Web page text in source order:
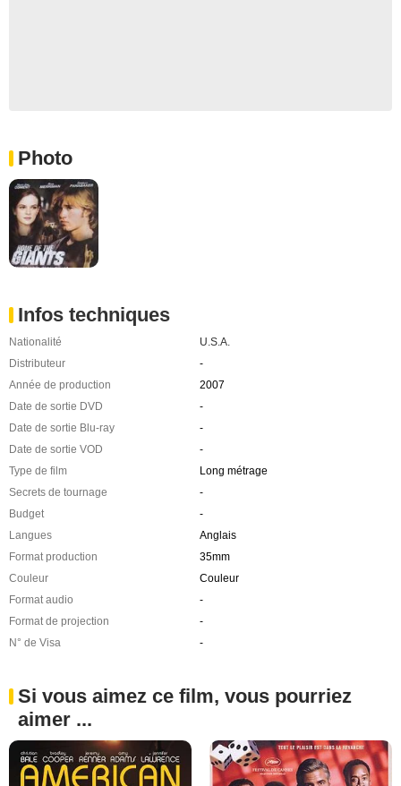
Photo
Infos techniques
Nationalité
U.S.A.
Distributeur
-
Année de production
2007
Date de sortie DVD
-
Date de sortie Blu-ray
-
Date de sortie VOD
-
Type de film
Long métrage
Secrets de tournage
-
Budget
-
Langues
Anglais
Format production
35mm
Couleur
Couleur
Format audio
-
Format de projection
-
N° de Visa
-
Si vous aimez ce film, vous pourriez
aimer ...